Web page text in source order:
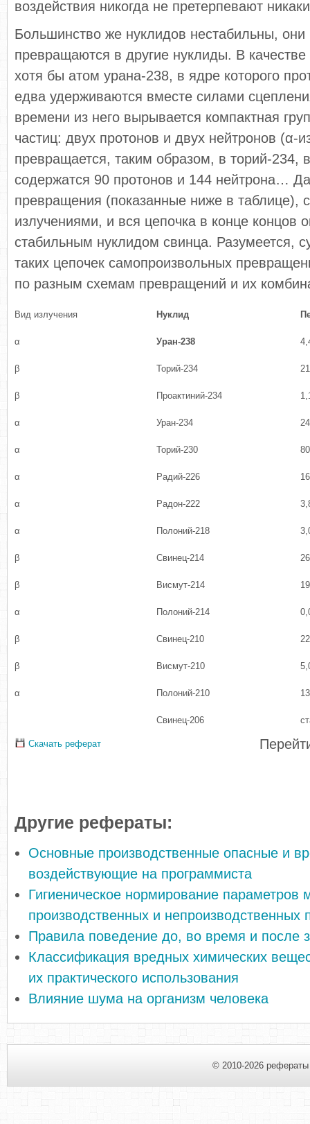
воздействия никогда не претерпевают
Большинство же нуклидов нестабильны,
превращаются в другие нуклиды. В
хотя бы атом урана-238, в ядре которого
едва удерживаются вместе силами
времени из него вырывается компактная
частиц: двух протонов и двух нейтронов (α-
превращается, таким образом, в торий-234,
содержатся 90 протонов и 144 нейтрона…
превращения (показанные ниже в таблице),
излучениями, и вся цепочка в конце концов
стабильным нуклидом свинца. Разумеется,
таких цепочек самопроизвольных
по разным схемам превращений и их
Вид излучения Нуклид
α Уран-238
β Торий-234
β Проактиний-234
α Уран-234
α Торий-230
α Радий-226
α Радон-222
α Полоний-218
β Свинец-214
β Висмут-214
α Полоний-214
β Свинец-210
β Висмут-210
α Полоний-210
Свинец-206
Скачать реферат
Другие рефераты:
Основные производственные опасные и
воздействующие на программиста
Гигиеническое нормирование параметров
производственных и непроизводственных
Правила поведение до, во время и после
Классификация вредных химических
их практического использования
Влияние шума на организм человека
© 2010-2026 рефераты